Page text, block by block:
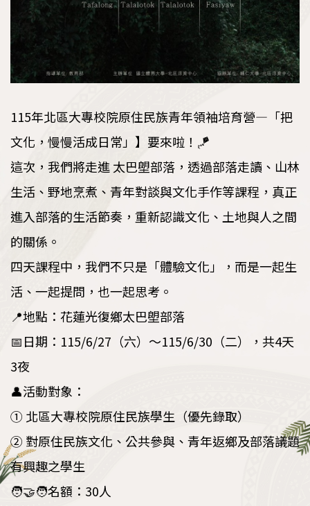
115年北區大專校院原住民族青年領袖培育營—「把
文化，慢慢活成日常」】要來啦！🪁
這次，我們將走進 太巴塱部落，透過部落走讀、山林
生活、野地烹煮、青年對談與文化手作等課程，真正
進入部落的生活節奏，重新認識文化、土地與人之間
的關係。
四天課程中，我們不只是「體驗文化」，而是一起生
活、一起提問，也一起思考。
📍地點：花蓮光復鄉太巴塱部落
📅日期：115/6/27（六）～115/6/30（二），共4天
3夜
👤活動對象：
① 北區大專校院原住民族學生（優先錄取）
② 對原住民族文化、公共參與、青年返鄉及部落議題
有興趣之學生
🧑‍🤝‍🧑名額：30人